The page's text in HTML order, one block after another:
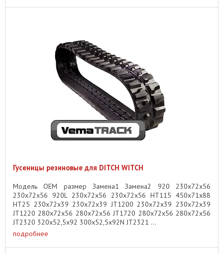
Гусеницы резиновые для DITCH WITCH
Модель OEM размер Замена1 Замена2 920 230x72x56
230x72x56 920L 230x72x56 230x72x56 HT115 450x71x88
HT25 230x72x39 230x72x39 JT1200 230x72x39 230x72x39
JT1220 280x72x56 280x72x56 JT1720 280x72x56 280x72x56
JT2320 320x52,5x92 300x52,5x92N JT2321 ...
подробнее